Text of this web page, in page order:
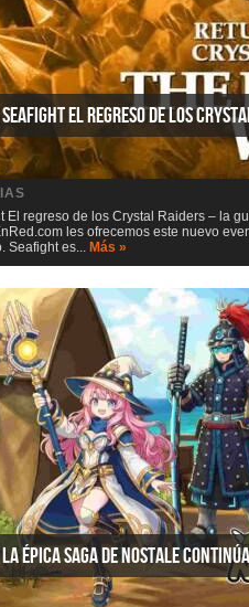
Seafight El regreso de los
El regreso de los Crystal Raiders – la
les ofrecemos este nuevo
Seafight es... Más »
La épica saga de NosTale continúa